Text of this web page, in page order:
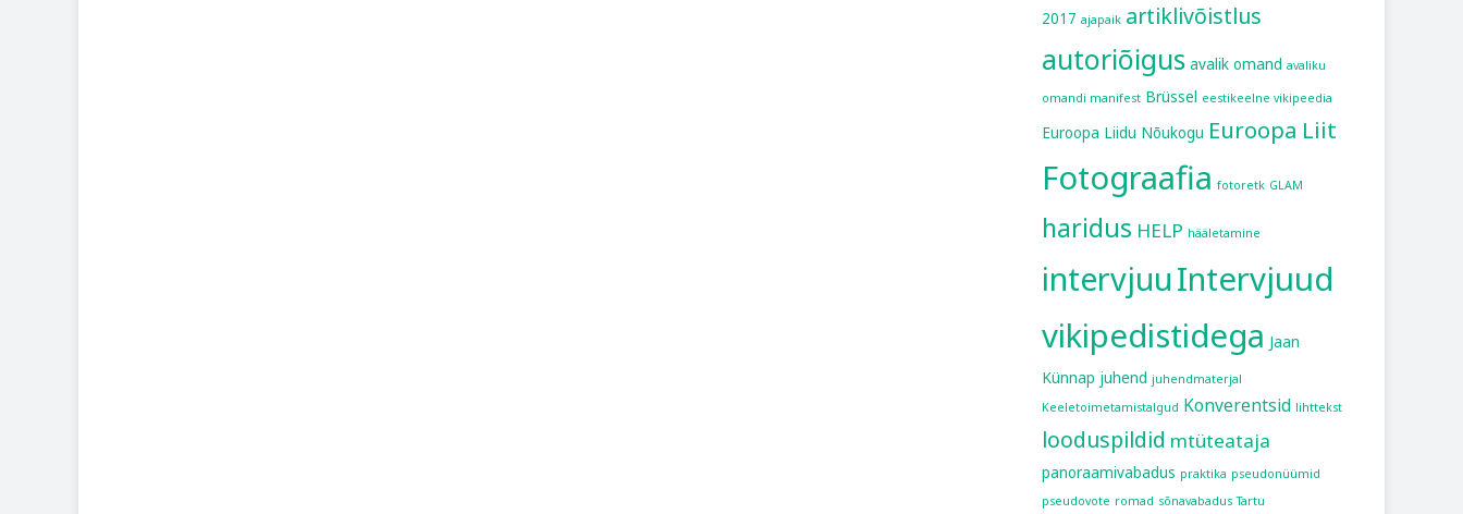
2017 ajapaik artiklivõistlus
autoriõigus avalik omand avaliku
omandi manifest Brüssel eestikeelne vikipeedia
Euroopa Liidu Nõukogu Euroopa Liit
Fotograafia fotoretk GLAM
haridus HELP hääletamine
intervjuuIntervjuud
vikipedistidega Jaan
Künnap juhend juhendmaterjal
Keeletoimetamistalgud Konverentsid lihttekst
looduspildid mtüteataja
panoraamivabadus praktika pseudonüümid
pseudovote romad sõnavabadus Tartu